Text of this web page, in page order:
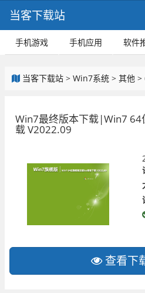
当客下载站
手机游戏 手机应用 软件
当客下载站 > Win7系统 > 其他 >
Win7最终版本下载|Win7 64
载 V2022.09
查看下